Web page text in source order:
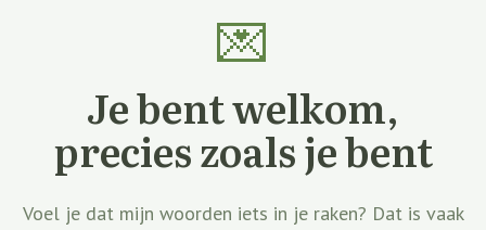
💌
Je bent welkom,
precies zoals je bent
Voel je dat mijn woorden iets in je raken? Dat is vaak